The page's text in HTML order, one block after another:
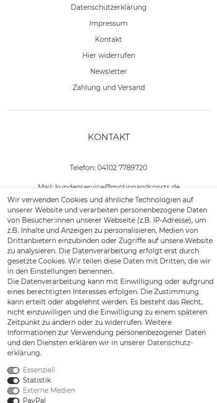
Daten­schutz­erklärung
Impressum
Kontakt
Hier widerrufen
Newsletter
Zahlung und Versand
KONTAKT
Telefon: 04102 7789720
Mail:kundenservice@motionandsports.de
Jochim-Klindt-Str. 5
22926 Ahrensburg
Schnellversand auf Facebook
Schnellversand auf Twitter
Schnellversand auf YouTube
Schnellversand auf
Schnellversand
2026 Schnellversand
Wir verwenden Cookies und ähnliche Technologien auf
unserer Website und verarbeiten personenbezogene Daten
von Besucher:innen unserer Webseite (z.B. IP-Adresse), um
z.B. Inhalte und Anzeigen zu personalisieren, Medien von
Drittanbietern einzubinden oder Zugriffe auf unsere Website
zu analysieren. Die Datenverarbeitung erfolgt erst durch
gesetzte Cookies. Wir teilen diese Daten mit Dritten, die wir
in den Einstellungen benennen.
Die Datenverarbeitung kann mit Einwilligung oder aufgrund
eines berechtigten Interesses erfolgen. Die Zustimmung
kann erteilt oder abgelehnt werden. Es besteht das Recht,
nicht einzuwilligen und die Einwilligung zu einem späteren
Zeitpunkt zu ändern oder zu widerrufen. Weitere
Informationen zur Verwendung personenbezogener Daten
und den Diensten erklären wir in unserer Daten­schutz­
erklärung.
Essenziell
Statistik
Externe Medien
PayPal